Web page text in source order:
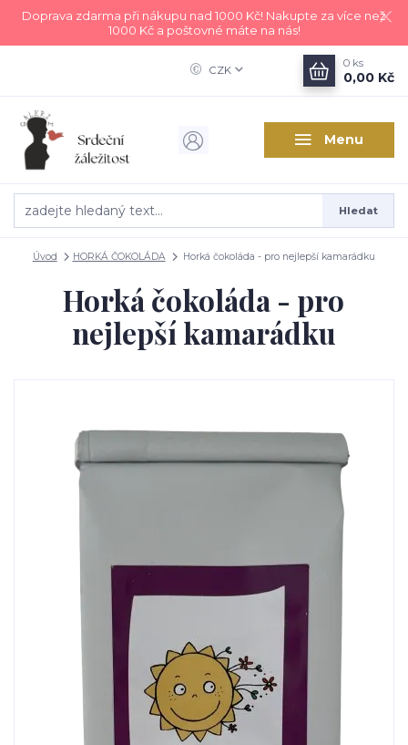
Doprava zdarma při nákupu nad 1000 Kč! Nakupte za více než
1000 Kč a poštovné máte na nás!
Menu
CZK
Hledat
0 ks
0,00 Kč
Úvod HORKÁ ČOKOLÁDA Horká čokoláda - pro nejlepší kamarádku
Horká čokoláda - pro
nejlepší kamarádku